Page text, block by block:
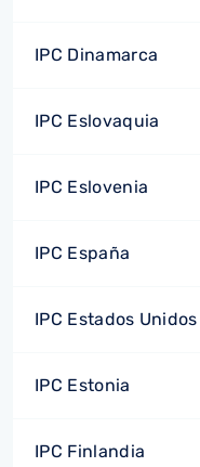
IPC Dinamarca
IPC Eslovaquia
IPC Eslovenia
IPC España
IPC Estados Unidos
IPC Estonia
IPC Finlandia